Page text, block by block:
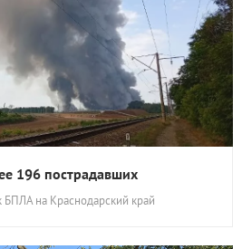
196 пострадавших
на Краснодарский край